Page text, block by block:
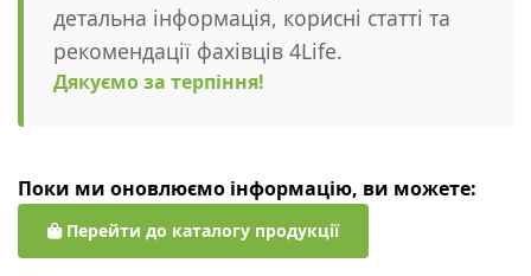
детальна інформація, корисні статті та
рекомендації фахівців 4Life.
Дякуємо за терпіння!
Поки ми оновлюємо інформацію, ви можете:
Перейти до каталогу продукції